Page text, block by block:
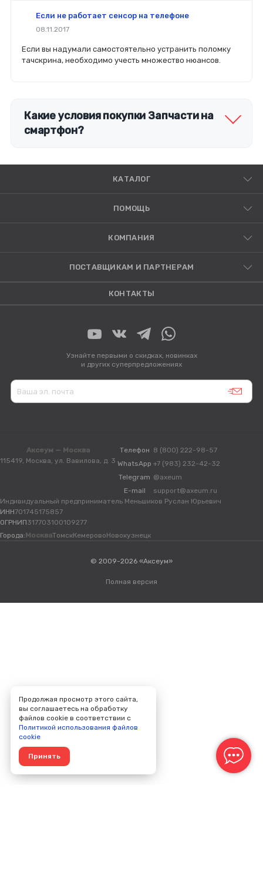
Если не работает сенсор на телефоне
08.11.2017
Если вы надумали самостоятельно устранить поломку
тачскрина, необходимо учесть множество нюансов.
Какие условия покупки Запчасти на
смартфон?
КАТАЛОГ
ПОМОЩЬ
КОМПАНИЯ
ПОСТАВЩИКАМ И ПАРТНЕРАМ
КОНТАКТЫ
Узнайте первыми о скидках, новинках
и других суперпредложениях
Аксеум — Москва
115419, Москва, ул. Вавилова, д. 3
Телефон 8 (800) 222-98-57
WhatsApp +7 (983) 232-42-32
Telegram @axeum
E-mail
support@axeum.ru
Индивидуальный предприниматель Меньшиков Руслан Юрьевич
ИНН701745175857
ОГРНИП317703100109277
Города: МоскваТомскКемеровоНовокузнецк
© 2009-2026 «Аксеум»
Полная версия
Продолжая просмотр этого сайта,
вы соглашаетесь на обработку
файлов cookie в соответствии с
Политикой использования файлов
cookie
Принять